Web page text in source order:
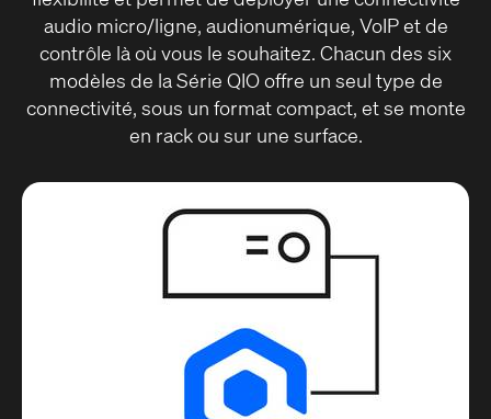
audio micro/ligne, audionumérique, VoIP et de
contrôle là où vous le souhaitez. Chacun des six
modèles de la Série QIO offre un seul type de
connectivité, sous un format compact, et se monte
en rack ou sur une surface.